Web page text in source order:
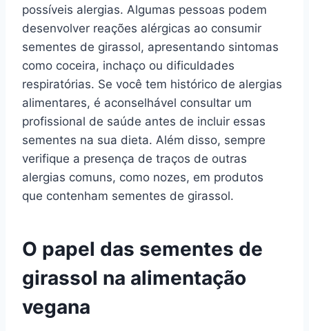
possíveis alergias. Algumas pessoas podem
desenvolver reações alérgicas ao consumir
sementes de girassol, apresentando sintomas
como coceira, inchaço ou dificuldades
respiratórias. Se você tem histórico de alergias
alimentares, é aconselhável consultar um
profissional de saúde antes de incluir essas
sementes na sua dieta. Além disso, sempre
verifique a presença de traços de outras
alergias comuns, como nozes, em produtos
que contenham sementes de girassol.
O papel das sementes de
girassol na alimentação
vegana